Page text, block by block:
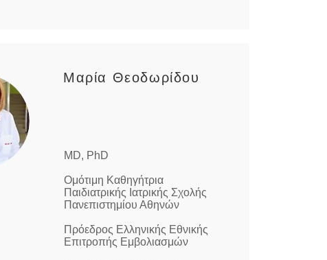
Μαρία Θεοδωρίδου
MD, PhD
Ομότιμη Καθηγήτρια
Παιδιατρικής Ιατρικής Σχολής
Πανεπιστημίου Αθηνών
Πρόεδρος Ελληνικής Εθνικής
Επιτροπής Εμβολιασμών